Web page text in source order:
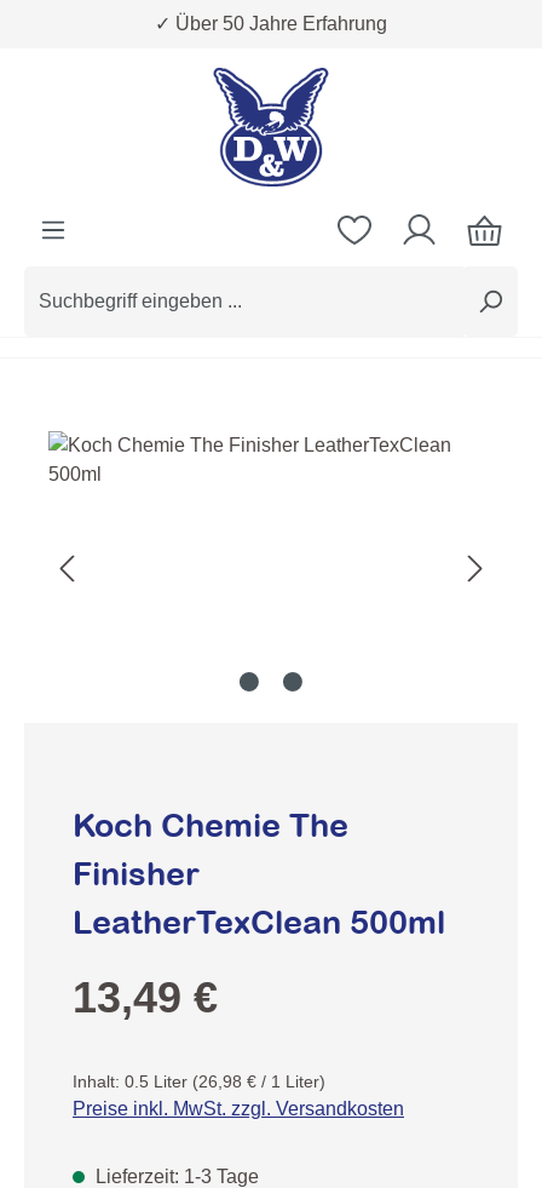
Zum Hauptinhalt springen✓ Über 50 Jahre Erfahrung
Bildergalerie überspringen
Koch Chemie The
Finisher
LeatherTexClean 500ml
Regulärer Preis:
13,49 €
Inhalt: 0.5 Liter (26,98 € / 1 Liter)
Preise inkl. MwSt. zzgl. Versandkosten
Lieferzeit: 1-3 Tage